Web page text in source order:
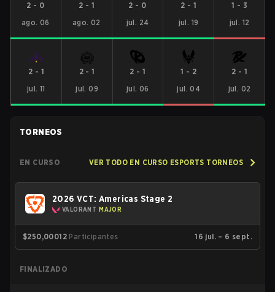
2 - 0
ago. 06
2 - 1
ago. 02
2 - 0
jul. 24
2 - 1
jul. 19
1 - 3
jul. 12
2 - 1
jul. 11
2 -1
jul. 09
2 -1
jul. 06
1 - 2
jul. 04
2 - 1
jul. 02
TORNEOS
EN CURSO VER TODO EN CURSO ESPORTS TORNEOS
2026 VCT: Americas Stage 2
VALORANT MAJOR
$250,00012 Participantes 16 jul. – 6 sept.
FINALIZADO